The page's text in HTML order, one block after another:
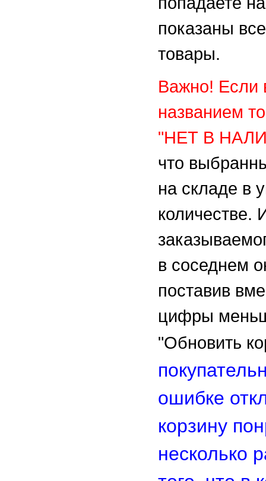
показаны
товары.
Важно! Если
названием
"НЕТ В
что
на складе в
количестве.
в соседнем
поставив
цифры
"Обновить
ошибке
корзину
несколько